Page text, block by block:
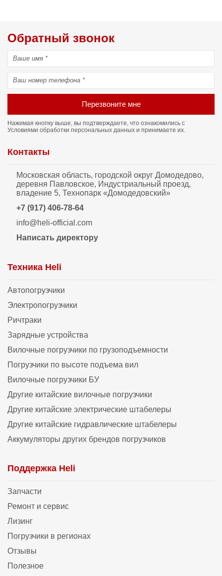
Обратный звонок
Перезвоните мне
Нажимая кнопку выше, вы подтверждаете, что ознакомились с
Условиями обработки персональных данных и принимаете их.
Контакты
Московская область, городской округ Домодедово,
деревня Павловское, Индустриальный проезд,
владение 5, Технопарк «Домодедовский»
+7 (917) 406-78-64
info@heli-official.com
Написать директору
Техника Heli
Автопогрузчики
Электропогрузчики
Ричтраки
Зарядные устройства
Вилочные погрузчики по грузоподъемности
Погрузчики по высоте подъема вил
Вилочные погрузчики БУ
Другие китайские вилочные погрузчики
Другие китайские электрические штабелеры
Другие китайские гидравлические штабелеры
Аккумуляторы других брендов погрузчиков
Поддержка Heli
Запчасти
Ремонт и сервис
Лизинг
Погрузчики в регионах
Отзывы
Полезное